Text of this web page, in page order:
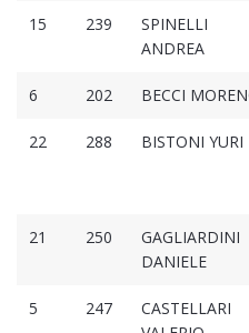
15 239
SPINELLI
ANDREA
6 202 BECCI
22 288 BISTONI YURI
21 250
GAGLIARDINI
DANIELE
5 247
CASTELLARI